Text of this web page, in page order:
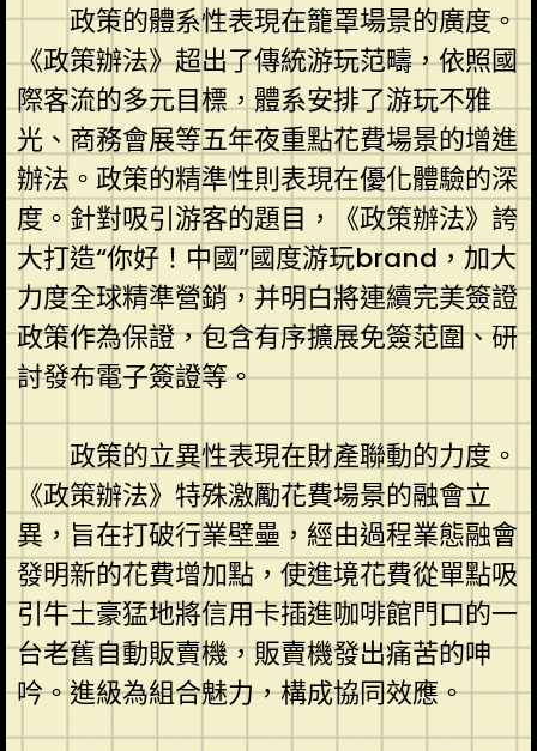
政策的體系性表現在籠罩場景的廣度。
《政策辦法》超出了傳統游玩范疇，依照國
際客流的多元目標，體系安排了游玩不雅
光、商務會展等五年夜重點花費場景的增進
辦法。政策的精準性則表現在優化體驗的深
度。針對吸引游客的題目，《政策辦法》誇
大打造“你好！中國”國度游玩brand，加大
力度全球精準營銷，并明白將連續完美簽證
政策作為保證，包含有序擴展免簽范圍、研
討發布電子簽證等。
政策的立異性表現在財產聯動的力度。
《政策辦法》特殊激勵花費場景的融會立
異，旨在打破行業壁壘，經由過程業態融會
發明新的花費增加點，使進境花費從單點吸
引牛土豪猛地將信用卡插進咖啡館門口的一
台老舊自動販賣機，販賣機發出痛苦的呻
吟。進級為組合魅力，構成協同效應。